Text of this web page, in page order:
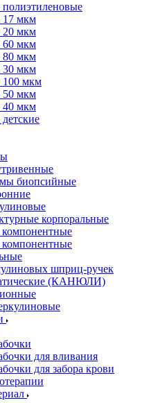
17 мкм
20 мкм
60 мкм
80 мкм
30 мкм
100 мкм
50 мкм
40 мкм
биопсийные
корпоральные
шприц-ручек
(КАНЮЛИ)
для вливания
для забора крови